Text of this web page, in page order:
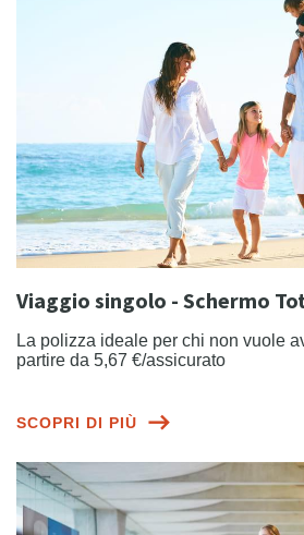
Viaggio singolo - Schermo
La polizza ideale per chi non vuole
partire da 5,67 €/assicurato
SCOPRI DI PIÙ